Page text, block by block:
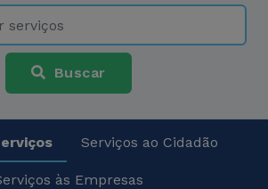
Buscar
Serviços ao Cidadão
às Empresas